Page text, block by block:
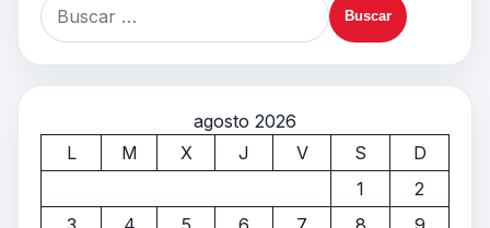
agosto 2026
L
M X J V S
D
1
2